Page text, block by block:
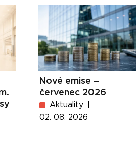
Nové emise –
červenec 2026
Aktuality
02. 08. 2026